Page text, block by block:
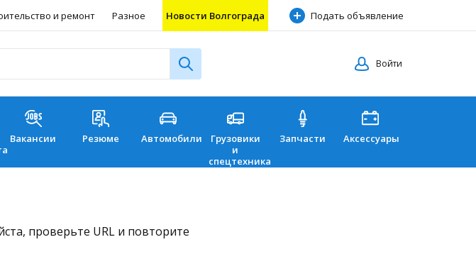
и ремонт Разное Новости Волгограда Подать объявление
Войти
Вакансии Резюме Автомобили
Грузовики
и
спецтехника
Запчасти Аксессуары
проверьте URL и повторите